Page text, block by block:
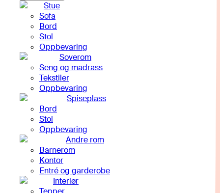
Stue
Sofa
Bord
Stol
Oppbevaring
Soverom
Seng og madrass
Tekstiler
Oppbevaring
Spiseplass
Bord
Stol
Oppbevaring
Andre rom
Barnerom
Kontor
Entré og garderobe
Interiør